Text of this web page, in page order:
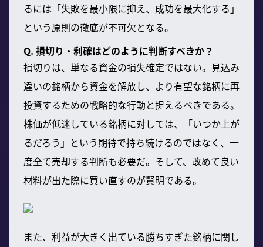
るには「失敗を最小限に抑え、成功を最大化する」
という原則の徹底が不可欠となる。
Q. 損切り・利確はどのように判断すべきか？
損切りは、単なる資金の損失確定ではない。見込み
違いの銘柄から資金を解放し、より有望な銘柄に再
投資するための戦略的な行動と捉えるべきである。
株価が低迷している銘柄に対しては、「いつか上が
るだろう」という期待で持ち続けるのではなく、一
度全て売却する判断も必要だ。そして、改めて良い
材料が出た際に買い直すのが賢明である。
また、利益が大きく出ている勝ちすぎた銘柄に関し